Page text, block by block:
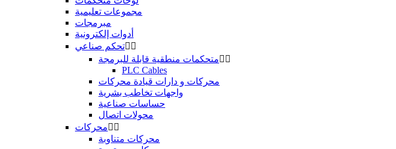
مجموعات تعليمية
مبرمجات
أدوات إلكترونية
تحكم صناعي 
متحكمات منطقية قابلة للبرمجة 
PLC Cables
محركات و دارات قيادة محركات
واجهات تخاطب بشرية
حساسات صناعية
محولات اتصال
محركات 
محركات متناوبة